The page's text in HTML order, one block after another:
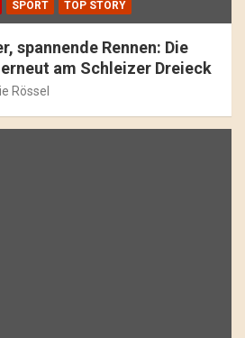
SPORT TOP STORY
spannende Rennen: Die
am Schleizer Dreieck
Rössel